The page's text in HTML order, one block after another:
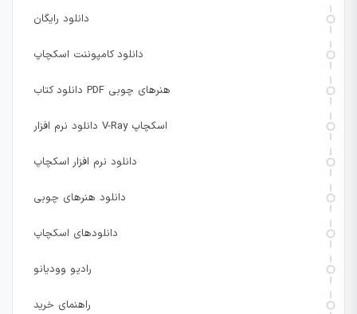
دانلود رایگان
دانلود کامپوننت اسکچاپ
دانلود کتاب PDF هنرهای چوبی
دانلود نرم افزار V-Ray اسکچاپ
دانلود نرم افزار اسکچاپ
دانلود هنرهای چوبی
دانلودهای اسکچاپ
رادیو وودیانو
راهنمای خرید